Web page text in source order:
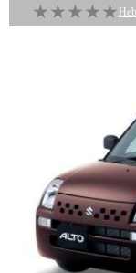
★★★★★
★★★★★